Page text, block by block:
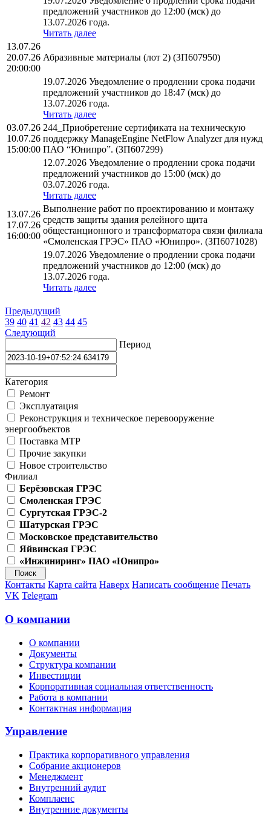
предложений участников до 12:00 (мск) до
13.07.2026 года.
Читать далее
13.07.26
20.07.26
20:00:00
Абразивные материалы (лот 2) (ЗП607950)
19.07.2026 Уведомление о продлении срока подачи
предложений участников до 18:47 (мск) до
13.07.2026 года.
Читать далее
03.07.26
10.07.26
15:00:00
244_Приобретение сертификата на техническую
поддержку ManageEngine NetFlow Analyzer для нужд
ПАО “Юнипро”. (ЗП607299)
12.07.2026 Уведомление о продлении срока подачи
предложений участников до 15:00 (мск) до
03.07.2026 года.
Читать далее
13.07.26
17.07.26
16:00:00
Выполнение работ по проектированию и монтажу
средств защиты здания релейного щита
общестанционного и трансформатора связи филиала
«Смоленская ГРЭС» ПАО «Юнипро». (ЗП6071028)
19.07.2026 Уведомление о продлении срока подачи
предложений участников до 12:00 (мск) до
13.07.2026 года.
Читать далее
Предыдущий
39 40 41 42 43 44 45
Следующий
Период
Категория
Ремонт
Эксплуатация
Реконструкция и техническое перевооружение
энергообъектов
Поставка МТР
Прочие закупки
Новое строительство
Филиал
Берёзовская ГРЭС
Смоленская ГРЭС
Сургутская ГРЭС-2
Шатурская ГРЭС
Московское представительство
Яйвинская ГРЭС
«Инжиниринг» ПАО «Юнипро»
Контакты Карта сайта Наверх Написать сообщение Печать
VK Telegram
О компании
О компании
Документы
Структура компании
Инвестиции
Корпоративная социальная ответственность
Работа в компании
Контактная информация
Управление
Практика корпоративного управления
Собрание акционеров
Менеджмент
Внутренний аудит
Комплаенс
Внутренние документы